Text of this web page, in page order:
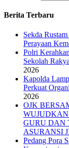
Berita Terbaru
Sekda
Perayaan
Polri
Sekolah
2026
Kapolda
Perkuat
2026
OJK
GURU DAN
ASURANSI
Pedang Pora